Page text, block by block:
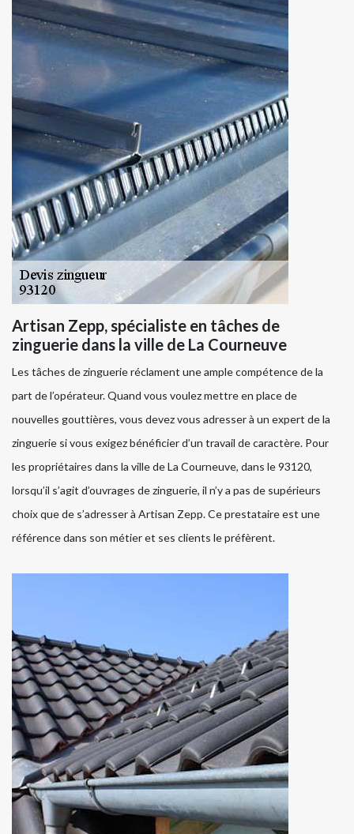
Artisan Zepp, spécialiste en tâches de
zinguerie dans la ville de La Courneuve
Les tâches de zinguerie réclament une ample compétence de la
part de l’opérateur. Quand vous voulez mettre en place de
nouvelles gouttières, vous devez vous adresser à un expert de la
zinguerie si vous exigez bénéficier d’un travail de caractère. Pour
les propriétaires dans la ville de La Courneuve, dans le 93120,
lorsqu’il s’agit d’ouvrages de zinguerie, il n’y a pas de supérieurs
choix que de s’adresser à Artisan Zepp. Ce prestataire est une
référence dans son métier et ses clients le préfèrent.